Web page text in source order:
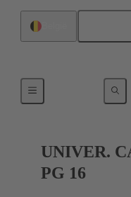
UNIVER.
PG 16